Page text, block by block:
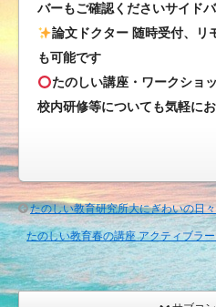
バーもご確認くださいサイド
論文ドクター 随時受付、リ
も可能です
たのしい講座・ワークショ
校内研修等についても気軽に
たのしい教育研究所大にぎわいの日
たのしい教育春の講座 アクティブラ